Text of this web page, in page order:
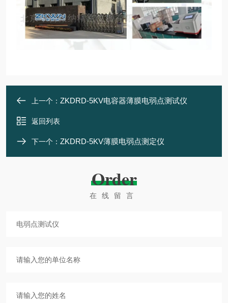
上一个： ZKDRD-5KV电容器薄膜电弱点测试仪
返回列表
下一个： ZKDRD-5KV薄膜电弱点测定仪
Order
在线留言